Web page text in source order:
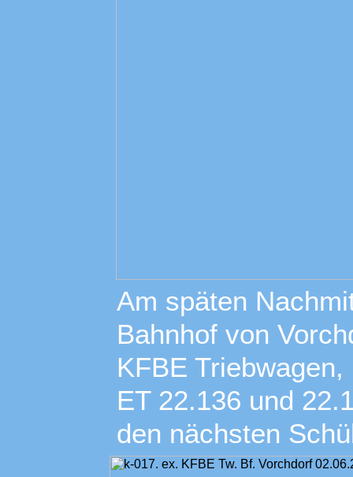
Am späten
Bahnhof von
KFBE
ET 22.136 und
den nächsten